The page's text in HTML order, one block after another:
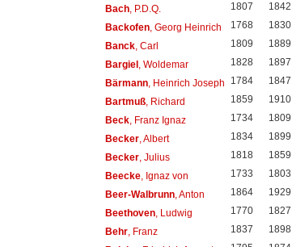
Bach, P.D.Q. 1807 1842
Backofen, Georg Heinrich 1768 1830
Banck, Carl 1809 1889
Bargiel, Woldemar 1828 1897
Bärmann, Heinrich Joseph 1784 1847
Bartmuß, Richard 1859 1910
Beck, Franz Ignaz 1734 1809
Becker, Albert 1834 1899
Becker, Julius 1818 1859
Beecke, Ignaz von 1733 1803
Beer-Walbrunn, Anton 1864 1929
Beethoven, Ludwig 1770 1827
Behr, Franz 1837 1898